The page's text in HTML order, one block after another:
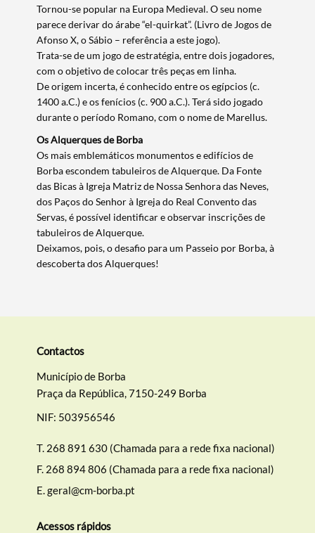
Termo de Pesquisa
Filtros
Tornou-se popular na Europa Medieval. O seu nome
parece derivar do árabe “el-quirkat”. (Livro de Jogos de
Afonso X, o Sábio – referência a este jogo).
Trata-se de um jogo de estratégia, entre dois jogadores,
com o objetivo de colocar três peças em linha.
De origem incerta, é conhecido entre os egípcios (c.
1400 a.C.) e os fenícios (c. 900 a.C.). Terá sido jogado
durante o período Romano, com o nome de Marellus.
Os Alquerques de Borba
Os mais emblemáticos monumentos e edifícios de
Borba escondem tabuleiros de Alquerque. Da Fonte
das Bicas à Igreja Matriz de Nossa Senhora das Neves,
dos Paços do Senhor à Igreja do Real Convento das
Servas, é possível identificar e observar inscrições de
tabuleiros de Alquerque.
Deixamos, pois, o desafio para um Passeio por Borba, à
descoberta dos Alquerques!
Contactos
Município de Borba
Praça da República, 7150-249 Borba
NIF: 503956546
T. 268 891 630 (Chamada para a rede fixa nacional)
F. 268 894 806 (Chamada para a rede fixa nacional)
E.geral@cm-borba.pt
Acessos rápidos